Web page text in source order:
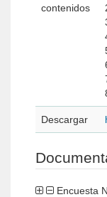
contenidos
Descargar